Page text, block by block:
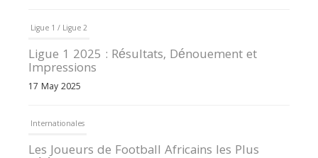
Ligue 1 / Ligue 2
Ligue 1 2025 : Résultats, Dénouement et
Impressions
17 May 2025
Internationales
Les Joueurs de Football Africains les Plus